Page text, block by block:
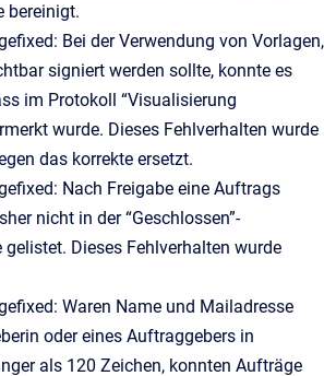
bereinigt.
Bei der Verwendung von Vorlagen,
signiert werden sollte, konnte es
im Protokoll “Visualisierung
wurde. Dieses Fehlverhalten wurde
das korrekte ersetzt.
Nach Freigabe eine Auftrags
nicht in der “Geschlossen”-
Dieses Fehlverhalten wurde
Waren Name und Mailadresse
oder eines Auftraggebers in
als 120 Zeichen, konnten Aufträge